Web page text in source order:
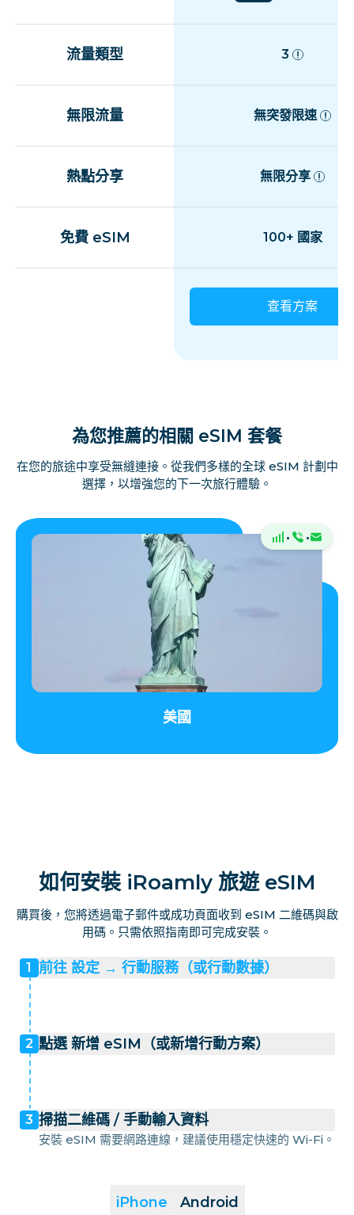
流量類型 3
無限流量 無突發限速
熱點分享 無限分享
免費 eSIM 100+ 國家
查看方案
為您推薦的相關 eSIM 套餐
在您的旅途中享受無縫連接。從我們多樣的全球 eSIM 計劃中
選擇，以增強您的下一次旅行體驗。
· ·
美國
如何安裝 iRoamly 旅遊 eSIM
購買後，您將透過電子郵件或成功頁面收到 eSIM 二維碼與啟
用碼。只需依照指南即可完成安裝。
iPhone Android
1 前往 設定 → 行動服務（或行動數據）
2 點選 新增 eSIM（或新增行動方案）
3 掃描二維碼 / 手動輸入資料
安裝 eSIM 需要網路連線，建議使用穩定快速的 Wi-Fi。